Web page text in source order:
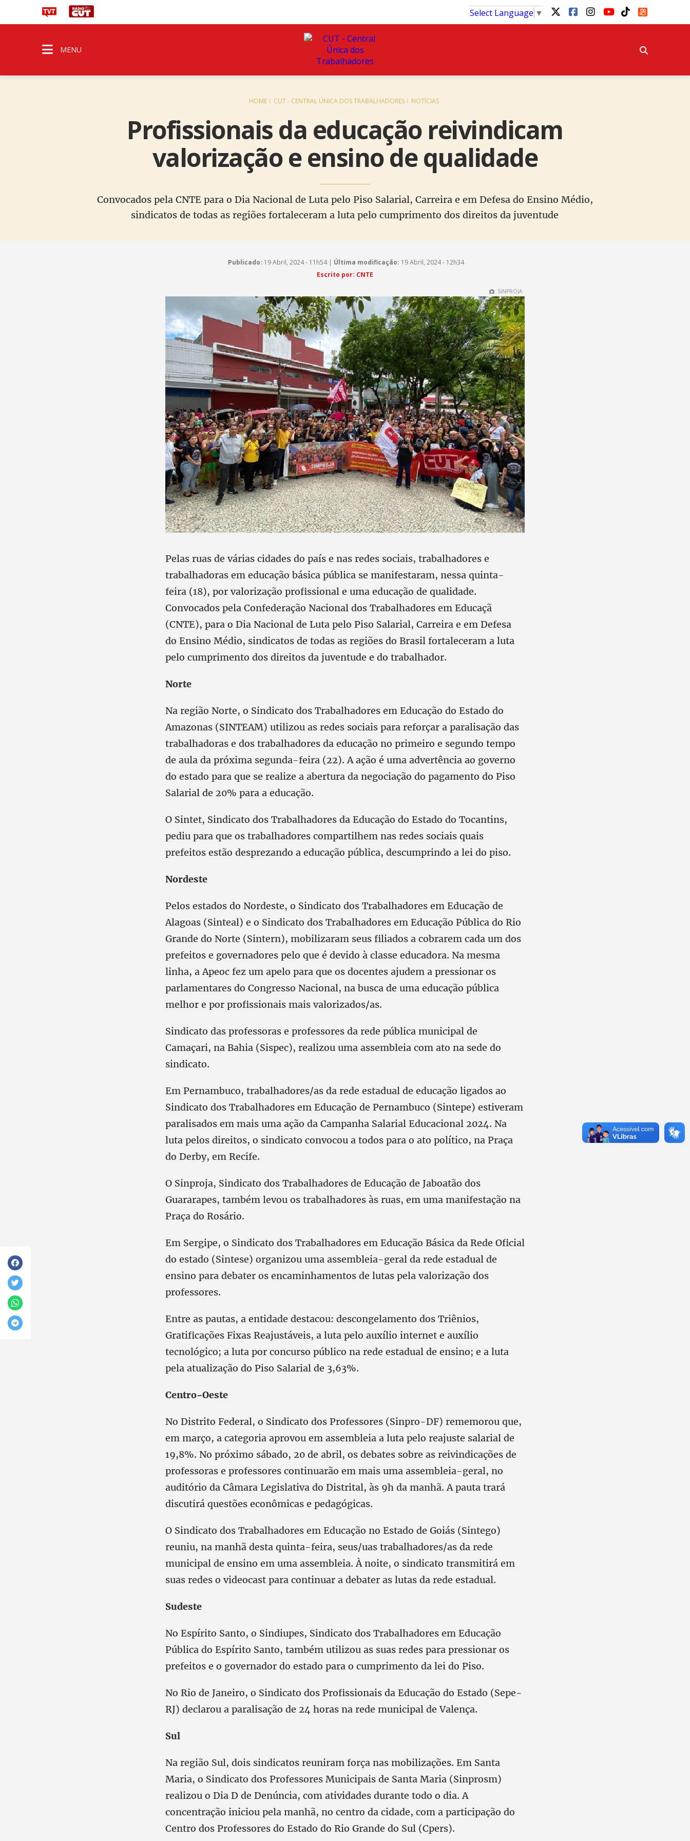
Select Language ▼
MENU
HOME CUT - CENTRAL ÚNICA DOS TRABALHADORES NOTÍCIAS
Profissionais da educação reivindicam
valorização e ensino de qualidade
Convocados pela CNTE para o Dia Nacional de Luta pelo Piso Salarial, Carreira e em Defesa do Ensino Médio,
sindicatos de todas as regiões fortaleceram a luta pelo cumprimento dos direitos da juventude
Publicado: 19 Abril, 2024 - 11h54 | Última modificação: 19 Abril, 2024 - 12h34
Escrito por: CNTE
SINPROJA
Pelas ruas de várias cidades do país e nas redes sociais, trabalhadores e
trabalhadoras em educação básica pública se manifestaram, nessa quinta-
feira (18), por valorização profissional e uma educação de qualidade.
Convocados pela Confederação Nacional dos Trabalhadores em Educaçã
(CNTE), para o Dia Nacional de Luta pelo Piso Salarial, Carreira e em Defesa
do Ensino Médio, sindicatos de todas as regiões do Brasil fortaleceram a luta
pelo cumprimento dos direitos da juventude e do trabalhador.
Norte
Na região Norte, o Sindicato dos Trabalhadores em Educação do Estado do
Amazonas (SINTEAM) utilizou as redes sociais para reforçar a paralisação das
trabalhadoras e dos trabalhadores da educação no primeiro e segundo tempo
de aula da próxima segunda-feira (22). A ação é uma advertência ao governo
do estado para que se realize a abertura da negociação do pagamento do Piso
Salarial de 20% para a educação.
O Sintet, Sindicato dos Trabalhadores da Educação do Estado do Tocantins,
pediu para que os trabalhadores compartilhem nas redes sociais quais
prefeitos estão desprezando a educação pública, descumprindo a lei do piso.
Nordeste
Pelos estados do Nordeste, o Sindicato dos Trabalhadores em Educação de
Alagoas (Sinteal) e o Sindicato dos Trabalhadores em Educação Pública do Rio
Grande do Norte (Sintern), mobilizaram seus filiados a cobrarem cada um dos
prefeitos e governadores pelo que é devido à classe educadora. Na mesma
linha, a Apeoc fez um apelo para que os docentes ajudem a pressionar os
parlamentares do Congresso Nacional, na busca de uma educação pública
melhor e por profissionais mais valorizados/as.
Sindicato das professoras e professores da rede pública municipal de
Camaçari, na Bahia (Sispec), realizou uma assembleia com ato na sede do
sindicato.
Em Pernambuco, trabalhadores/as da rede estadual de educação ligados ao
Sindicato dos Trabalhadores em Educação de Pernambuco (Sintepe) estiveram
paralisados em mais uma ação da Campanha Salarial Educacional 2024. Na
luta pelos direitos, o sindicato convocou a todos para o ato político, na Praça
do Derby, em Recife.
O Sinproja, Sindicato dos Trabalhadores de Educação de Jaboatão dos
Guararapes, também levou os trabalhadores às ruas, em uma manifestação na
Praça do Rosário.
Em Sergipe, o Sindicato dos Trabalhadores em Educação Básica da Rede Oficial
do estado (Sintese) organizou uma assembleia-geral da rede estadual de
ensino para debater os encaminhamentos de lutas pela valorização dos
professores.
Entre as pautas, a entidade destacou: descongelamento dos Triênios,
Gratificações Fixas Reajustáveis, a luta pelo auxílio internet e auxílio
tecnológico; a luta por concurso público na rede estadual de ensino; e a luta
pela atualização do Piso Salarial de 3,63%.
Centro-Oeste
No Distrito Federal, o Sindicato dos Professores (Sinpro-DF) rememorou que,
em março, a categoria aprovou em assembleia a luta pelo reajuste salarial de
19,8%. No próximo sábado, 20 de abril, os debates sobre as reivindicações de
professoras e professores continuarão em mais uma assembleia-geral, no
auditório da Câmara Legislativa do Distrital, às 9h da manhã. A pauta trará
discutirá questões econômicas e pedagógicas.
O Sindicato dos Trabalhadores em Educação no Estado de Goiás (Sintego)
reuniu, na manhã desta quinta-feira, seus/uas trabalhadores/as da rede
municipal de ensino em uma assembleia. À noite, o sindicato transmitirá em
suas redes o videocast para continuar a debater as lutas da rede estadual.
Sudeste
No Espírito Santo, o Sindiupes, Sindicato dos Trabalhadores em Educação
Pública do Espírito Santo, também utilizou as suas redes para pressionar os
prefeitos e o governador do estado para o cumprimento da lei do Piso.
No Rio de Janeiro, o Sindicato dos Profissionais da Educação do Estado (Sepe-
RJ) declarou a paralisação de 24 horas na rede municipal de Valença.
Sul
Na região Sul, dois sindicatos reuniram força nas mobilizações. Em Santa
Maria, o Sindicato dos Professores Municipais de Santa Maria (Sinprosm)
realizou o Dia D de Denúncia, com atividades durante todo o dia. A
concentração iniciou pela manhã, no centro da cidade, com a participação do
Centro dos Professores do Estado do Rio Grande do Sul (Cpers).